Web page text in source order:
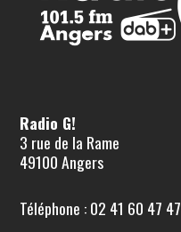
Radio G!
3 rue de la Rame
49100 Angers
Téléphone : 02 41 60 47 47